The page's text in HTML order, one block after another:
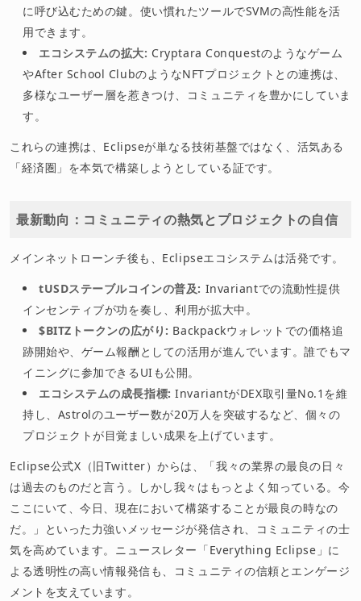
に呼び込むための鍵。使い慣れたツールでSVMの高性能を活
用できます。
エコシステムの拡大: Cryptara Conquestのようなゲーム
やAfter School ClubのようなNFTプロジェクトとの連携は、
多様なユーザー層を惹きつけ、コミュニティを豊かにしていま
す。
これらの連携は、Eclipseが単なる技術基盤ではなく、活気ある
「経済圏」を本気で構築しようとしている証です。
最新動向：コミュニティの熱気とプロジェクトの自信
メインネットローンチ後も、Eclipseエコシステムは活発です。
tUSDステーブルコインの普及: Invariantでの流動性提供
インセンティブが功を奏し、利用が拡大中。
$BITZトークンの広がり: Backpackウォレットでの価格追
跡開始や、ゲーム報酬としての活用が進んでいます。誰でもマ
イニングに参加できるUIも公開。
エコシステムの成長指標: InvariantがDEX取引量No.1を維
持し、Astrolのユーザー数が20万人を突破するなど、個々の
プロジェクトが目覚ましい成果を上げています。
Eclipse公式X（旧Twitter）からは、「我々の業界の最良の日々
は過去のものだと言う。しかし我々はもっとよく知っている。今
ここにいて、今日、現在において構築することが最良の時なの
だ。」といった力強いメッセージが発信され、コミュニティの士
気を高めています。ニュースレター「Everything Eclipse」に
よる透明性の高い情報発信も、コミュニティの信頼とエンゲージ
メントを支えています。